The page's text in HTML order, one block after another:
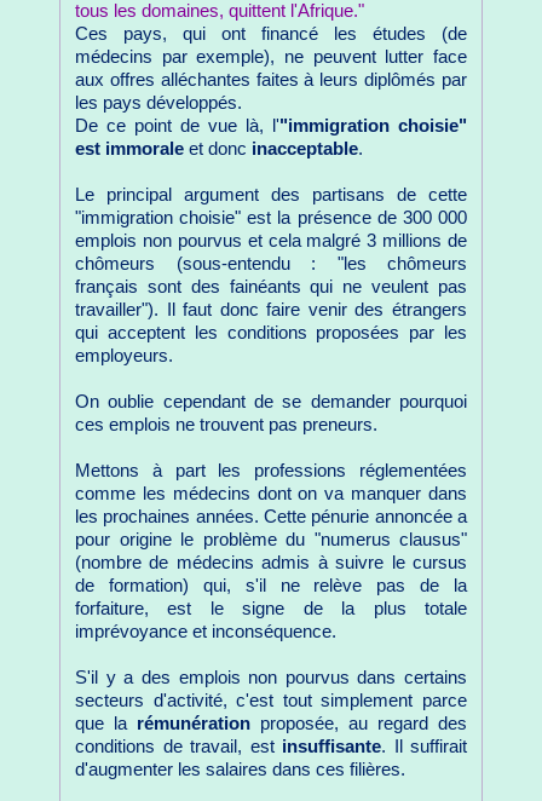
tous les domaines, quittent l'Afrique."
Ces pays, qui ont financé les études (de
médecins par exemple), ne peuvent lutter face
aux offres alléchantes faites à leurs diplômés par
les pays développés.
De ce point de vue là, l'"immigration choisie"
est immorale et donc inacceptable.
Le principal argument des partisans de cette
"immigration choisie" est la présence de 300 000
emplois non pourvus et cela malgré 3 millions de
chômeurs (sous-entendu : "les chômeurs
français sont des fainéants qui ne veulent pas
travailler"). Il faut donc faire venir des étrangers
qui acceptent les conditions proposées par les
employeurs.
On oublie cependant de se demander pourquoi
ces emplois ne trouvent pas preneurs.
Mettons à part les professions réglementées
comme les médecins dont on va manquer dans
les prochaines années. Cette pénurie annoncée a
pour origine le problème du "numerus clausus"
(nombre de médecins admis à suivre le cursus
de formation) qui, s'il ne relève pas de la
forfaiture, est le signe de la plus totale
imprévoyance et inconséquence.
S'il y a des emplois non pourvus dans certains
secteurs d'activité, c'est tout simplement parce
que la rémunération proposée, au regard des
conditions de travail, est insuffisante. Il suffirait
d'augmenter les salaires dans ces filières.